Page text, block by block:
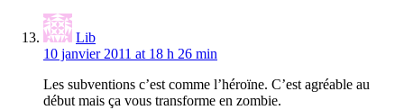
Lib
10 janvier 2011 at 18 h 26 min
Les subventions c’est comme l’héroïne. C’est agréable au
début mais ça vous transforme en zombie.